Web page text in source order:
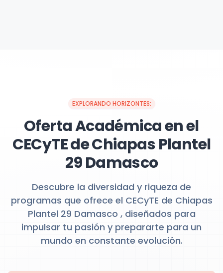
EXPLORANDO HORIZONTES:
Oferta Académica en el
CECyTE de Chiapas Plantel
29 Damasco
Descubre la diversidad y riqueza de
programas que ofrece el CECyTE de Chiapas
Plantel 29 Damasco , diseñados para
impulsar tu pasión y prepararte para un
mundo en constante evolución.